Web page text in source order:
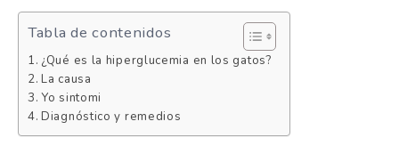
Tabla de contenidos
¿Qué es la hiperglucemia en los gatos?
La causa
Yo sintomi
Diagnóstico y remedios